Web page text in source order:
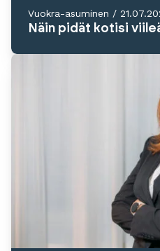
Vuokra-asuminen /
Näin pidät kotisi